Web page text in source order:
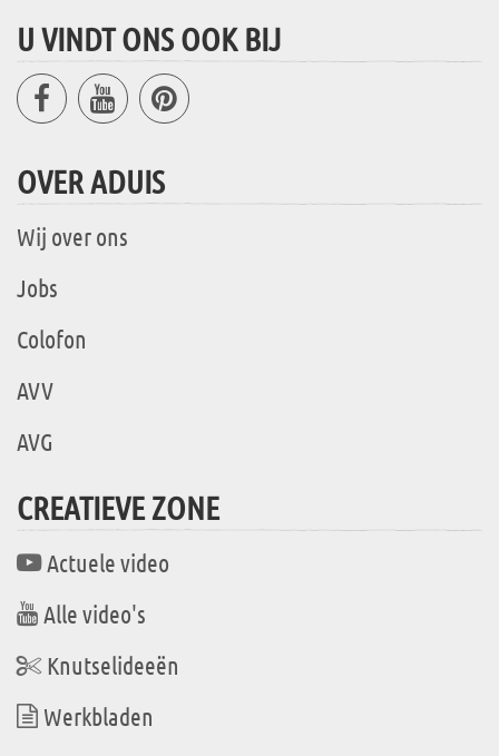
U VINDT ONS OOK BIJ
OVER ADUIS
Wij over ons
Jobs
Colofon
AVV
AVG
CREATIEVE ZONE
Actuele video
Alle video's
Knutselideeën
Werkbladen